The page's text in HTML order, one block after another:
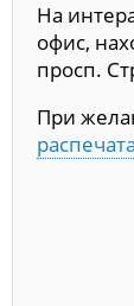
На
офис,
просп.
При